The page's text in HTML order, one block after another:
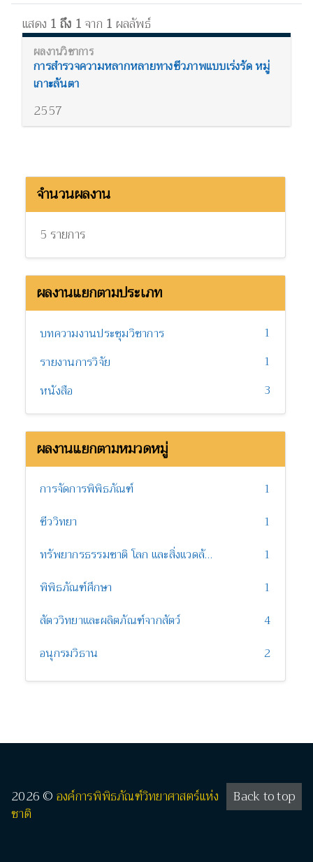
แสดง 1 ถึง 1จาก 1 ผลลัพธ์
การสำรวจความหลากหลายทางชีวภาพแบบเร่งรัด หมู่
เกาะลันตา
2557
จำนวนผลงาน
5 รายการ
ผลงานแยกตามประเภท
บทความงานประชุมวิชาการ
1
รายงานการวิจัย
1
หนังสือ
3
ผลงานแยกตามหมวดหมู่
การจัดการพิพิธภัณฑ์
1
ชีววิทยา
1
ทรัพยากรธรรมชาติ โลก และสิ่งแวดล้อม
1
พิพิธภัณฑ์ศึกษา
1
สัตววิทยาและผลิตภัณฑ์จากสัตว์
4
อนุกรมวิธาน
2
Back to top
2026 © องค์การพิพิธภัณฑ์วิทยาศาสตร์แห่ง
ชาติ